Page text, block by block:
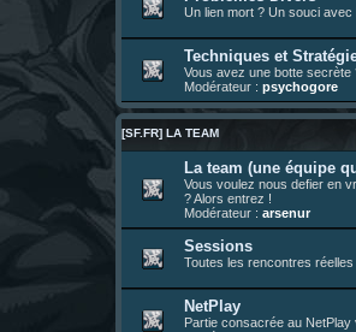
23 juin 07:30¦hatsumomo :nouvelle
23 juin 07:26¦hatsumomo:shoutbox
22 juin 12:27¦indy:Yo !
22 juin 08:49¦veja:Yo
Un lien mort ? Un souci avec
Techniques et
Vous avez une botte secrète
Modérateur : psychogore
[SF.FR] LA TEAM
La team (une équipe
Vous voulez nous defier en
? Alors entrez !
Modérateur : arsenur
Sessions
Toutes les rencontres
NetPlay
Partie consacrée au